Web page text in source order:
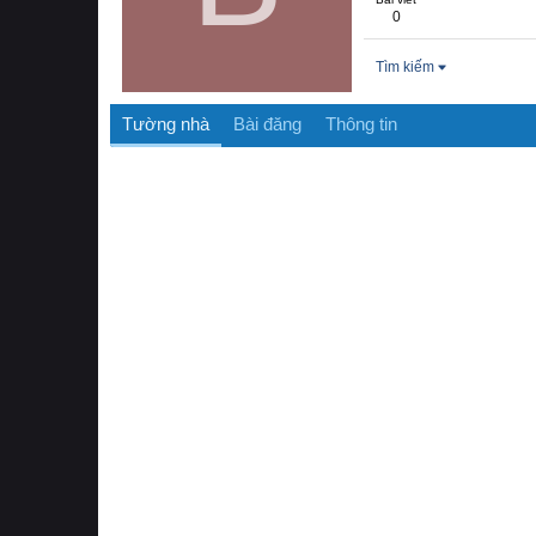
0
Tìm kiếm
Tường nhà Bài đăng Thông tin